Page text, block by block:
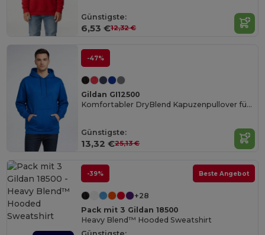
Günstigste:
6,53 €12,32 €
-47%
Gildan GI12500
Komfortabler DryBlend Kapuzenpullover für Erwachsene
Günstigste:
13,32 €25,13 €
-39% Beste Angebot
+28
Pack mit 3 Gildan 18500
Heavy Blend™ Hooded Sweatshirt